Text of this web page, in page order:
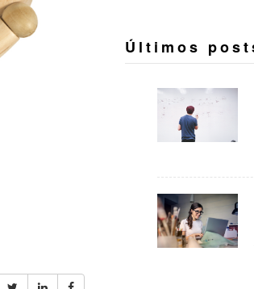
Últimos